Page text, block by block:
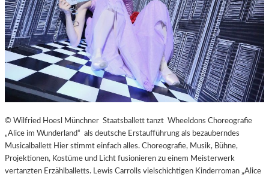
© Wilfried Hoesl Münchner Staatsballett tanzt Wheeldons Choreografie
„Alice im Wunderland“ als deutsche Erstaufführung als bezauberndes
Musicalballett Hier stimmt einfach alles. Choreografie, Musik, Bühne,
Projektionen, Kostüme und Licht fusionieren zu einem Meisterwerk
vertanzten Erzählballetts. Lewis Carrolls vielschichtigen Kinderroman „Alice